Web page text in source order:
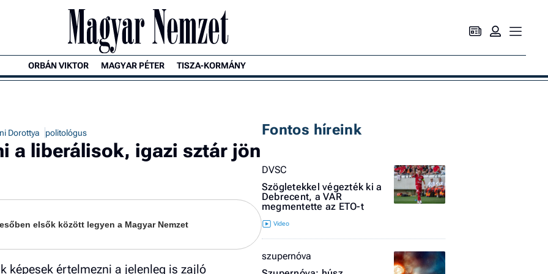
ORBÁN VIKTOR
MAGYAR PÉTER TISZA-KORMÁNY
Dorottya politológus
a liberálisok, igazi sztár jön
elsők között legyen a Magyar Nemzet
képesek értelmezni a jelenleg is zajló
Fontos híreink
DVSC
Szögletekkel végezték ki a
Debrecent, a VAR
megmentette az ETO-t
szupernóva